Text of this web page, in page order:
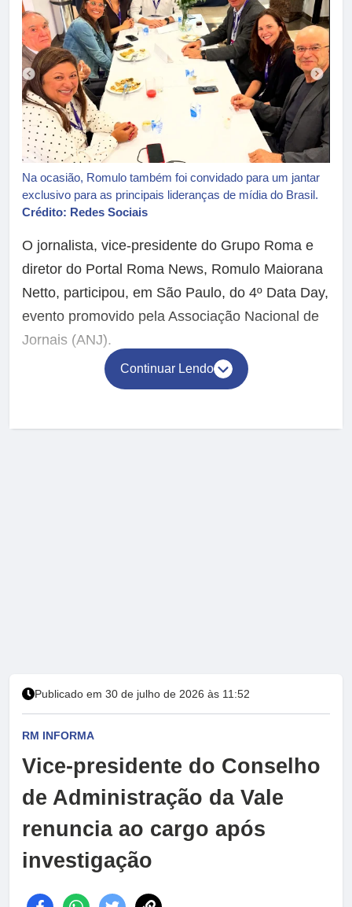
Na ocasião, Romulo também foi convidado para um jantar
exclusivo para as principais lideranças de mídia do Brasil.
Crédito: Redes Sociais
O jornalista, vice-presidente do Grupo Roma e
diretor do Portal Roma News, Romulo Maiorana
Netto, participou, em São Paulo, do 4º Data Day,
evento promovido pela Associação Nacional de
Jornais (ANJ).
Continuar Lendo
Publicado em 30 de julho de 2026 às 11:52
RM INFORMA
Vice-presidente do Conselho
de Administração da Vale
renuncia ao cargo após
investigação